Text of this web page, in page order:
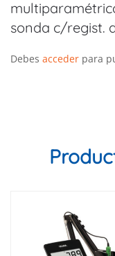
sonda c/regist.
Debes acceder para